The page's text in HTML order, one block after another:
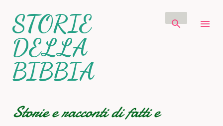
Passa ai contenuti principali
STORIE
DELLA
BIBBIA
Storie e racconti di fatti e